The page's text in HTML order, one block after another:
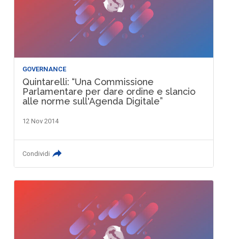
GOVERNANCE
Quintarelli: “Una Commissione
Parlamentare per dare ordine e slancio
alle norme sull'Agenda Digitale”
12 Nov 2014
Condividi